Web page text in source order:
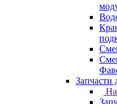
Запчасти